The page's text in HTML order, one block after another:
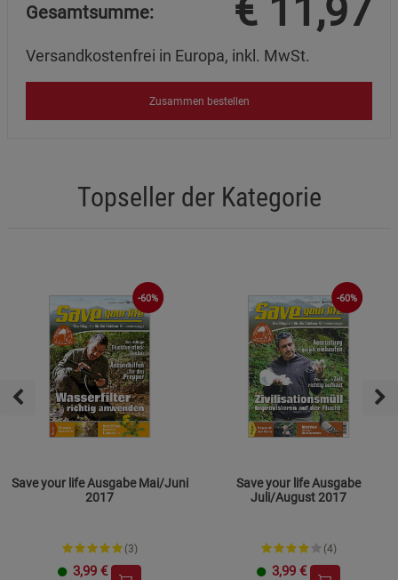
Gesamtsumme: € 11,97
Versandkostenfrei in Europa, inkl. MwSt.
Zusammen bestellen
Topseller der Kategorie
-60%
Save your life Ausgabe Mai/Juni
2017
(3)
3,99 €
-60%
Save your life Ausgabe
Juli/August 2017
(4)
3,99 €